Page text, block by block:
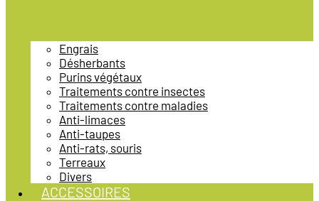
Engrais
Désherbants
Purins végétaux
Traitements contre insectes
Traitements contre maladies
Anti-limaces
Anti-taupes
Anti-rats, souris
Terreaux
Divers
ACCESSOIRES